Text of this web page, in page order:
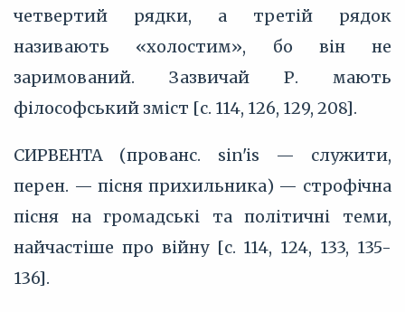
четвертий рядки, а третій рядок
називають «холостим», бо він не
заримований. Зазвичай Р. мають
філософський зміст [с. 114, 126, 129, 208].
СИРВЕНТА (прованс. sin'is — служити,
перен. — пісня прихильника) — строфічна
пісня на громадські та політичні теми,
найчастіше про війну [с. 114, 124, 133, 135-
136].